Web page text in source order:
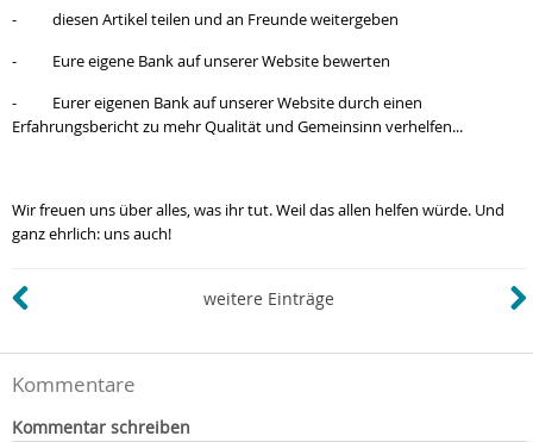
- diesen Artikel teilen und an Freunde weitergeben
- Eure eigene Bank auf unserer Website bewerten
- Eurer eigenen Bank auf unserer Website durch einen
Erfahrungsbericht zu mehr Qualität und Gemeinsinn verhelfen...
Wir freuen uns über alles, was ihr tut. Weil das allen helfen würde. Und
ganz ehrlich: uns auch!
weitere Einträge
Kommentare
Kommentar schreiben